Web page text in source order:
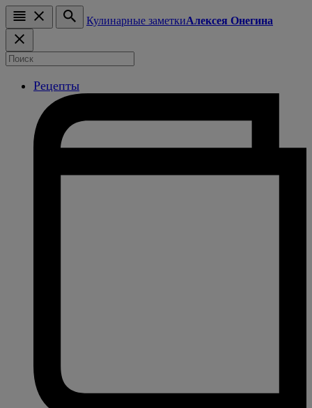
Кулинарные заметкиАлексея Онегина
Рецепты